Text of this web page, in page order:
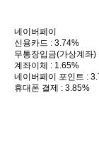
네이버페이
신용카드 : 3.74%
무통장입금(가상계좌
계좌이체 : 1.65%
네이버페이 포인트 :
휴대폰 결제 : 3.85%